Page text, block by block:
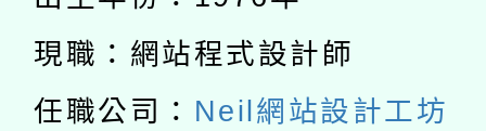
暨閱讀推動專業研習
科技賦能─人工智慧
礎課程
A3數位素養講師名單
現職：網站程式設計師
任職公司： Neil網站設計工坊